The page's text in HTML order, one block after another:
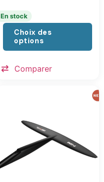
En stock
Choix des
options
Comparer